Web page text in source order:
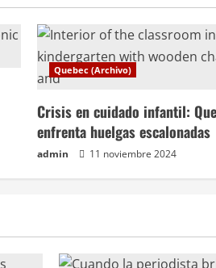
Quebec (Archivo)
Crisis en cuidado infantil:
enfrenta huelgas escalonadas
admin 11 noviembre 2024